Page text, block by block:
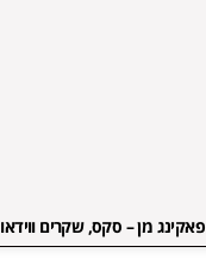
פאקינג מן – סקס, שקרים